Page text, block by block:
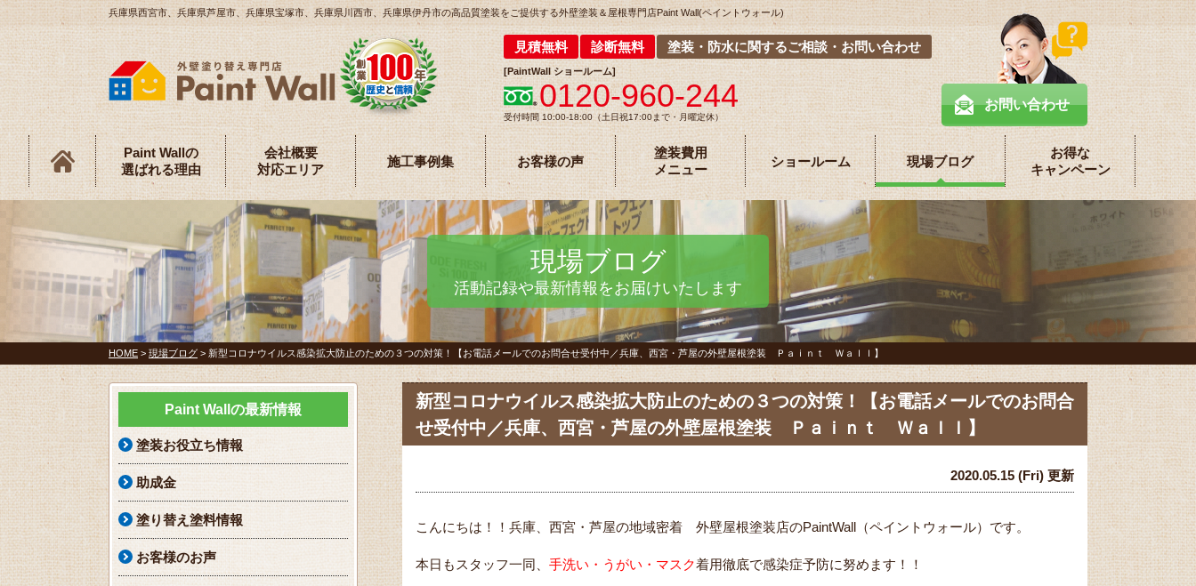
兵庫県西宮市、兵庫県芦屋市、兵庫県宝塚市、兵庫県川西市、兵庫県伊丹市の高品質塗装をご提供する外壁塗装＆屋根専門店Paint Wall(ペイントウォール)
見積無料 診断無料 塗装・防水に関するご相談・お問い合わせ
[PaintWallショールーム]
0120-960-244
受付時間 10:00-18:00（土日祝17:00まで・月曜定休）
お問い合わせ
Paint Wallの
選ばれる理由
会社概要
対応エリア
施工事例集 お客様の声
塗装費用
メニュー
ショールーム 現場ブログ
お得な
キャンペーン
現場ブログ
活動記録や最新情報をお届けいたします
HOME > 現場ブログ > 新型コロナウイルス感染拡大防止のための３つの対策！【お電話メールでのお問合せ受付中／兵庫、西宮・芦屋の外壁屋根塗装 Ｐａｉｎｔ Ｗａｌｌ】
新型コロナウイルス感染拡大防止のための３つの対策！【お電話メールでのお問合
せ受付中／兵庫、西宮・芦屋の外壁屋根塗装 Ｐａｉｎｔ Ｗａｌｌ】
2020.05.15 (Fri) 更新
こんにちは！！兵庫、西宮・芦屋の地域密着 外壁屋根塗装店のPaintWall（ペイントウォール）です。
本日もスタッフ一同、 手洗い・うがい・マスク着用徹底で感染症予防に努めます！！
Paint Wallの最新情報
塗装お役立ち情報
助成金
塗り替え塗料情報
お客様のお声